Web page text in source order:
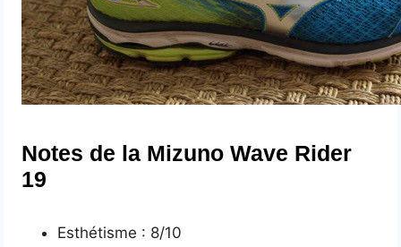
Notes de la Mizuno Wave Rider
19
Esthétisme : 8/10